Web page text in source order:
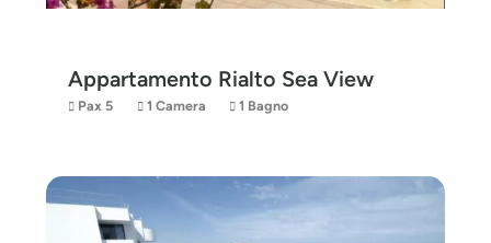
Appartamento Rialto Sea View
Pax 5 1 Camera 1 Bagno